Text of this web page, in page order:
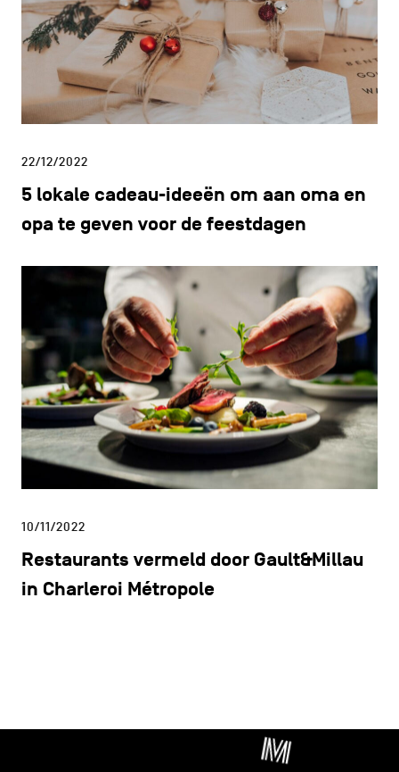
22/12/2022
5 lokale cadeau-ideeën om aan oma en
opa te geven voor de feestdagen
10/11/2022
Restaurants vermeld door Gault&Millau
in Charleroi Métropole